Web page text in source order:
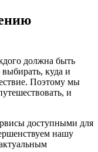
должна быть
куда и
Поэтому мы
и
доступными для
нашу